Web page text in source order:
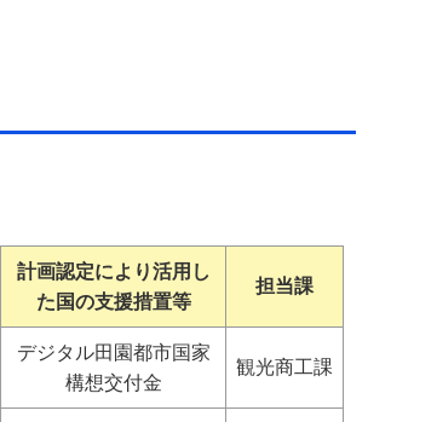
計画認定により活用し
た国の支援措置等
担当課
デジタル田園都市国家
構想交付金
観光商工課